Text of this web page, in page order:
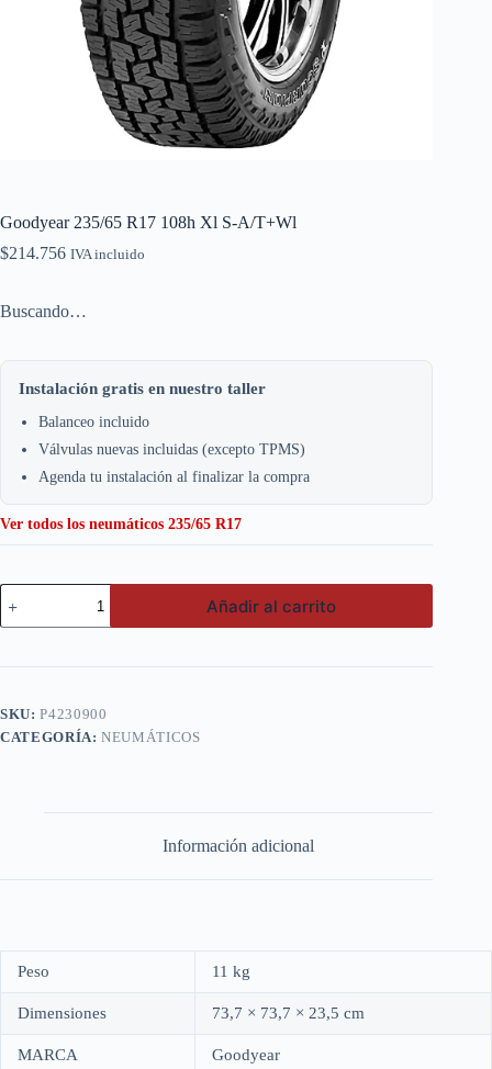
Goodyear 235/65 R17 108h Xl S-A/T+Wl
$214.756 IVA incluido
Buscando…
Instalación gratis en nuestro taller
Balanceo incluido
Válvulas nuevas incluidas (excepto TPMS)
Agenda tu instalación al finalizar la compra
Ver todos los neumáticos 235/65 R17
Goodyear
235/65
R17
Xl
cantidad
Añadir al carrito
SKU:P4230900
CATEGORÍA:NEUMÁTICOS
Información adicional
Peso 11 kg
Dimensiones 73,7 × 73,7 × 23,5 cm
MARCA Goodyear